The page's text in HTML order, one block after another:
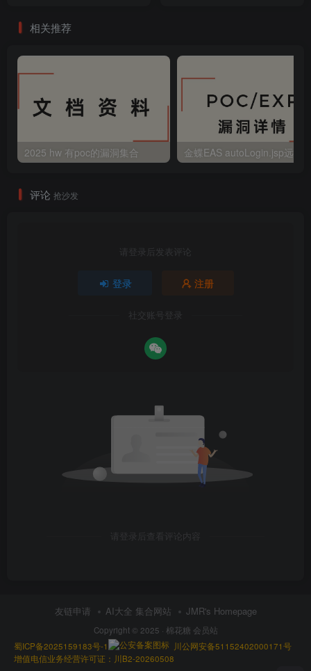
相关推荐
2025 hw 有poc的漏洞集合
评论 抢沙发
请登录后发表评论
登录 注册
社交账号登录
请登录后查看评论内容
友链申请 AI大全 集合网站 JMR's Homepage
Copyright © 2025 · 棉花糖 会员站
蜀ICP备2025159183号-1
川公网安备51152402000171号
增值电信业务经营许可证：川B2-20260508